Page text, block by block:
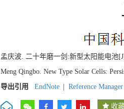
孟庆波. 二十年磨一剑:新型太阳能电池
Meng Qingbo. New Type Solar Cells:
导出引用
EndNote Reference Manager
收